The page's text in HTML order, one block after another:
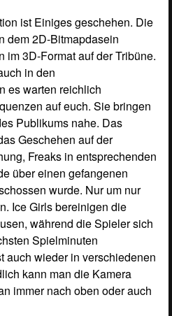
ist Einiges geschehen. Die
dem 2D-Bitmapdasein
im 3D-Format auf der Tribüne.
in den
es warten reichlich
auf euch. Sie bringen
Publikums nahe. Das
Geschehen auf der
Freaks in entsprechenden
über einen gefangenen
wurde. Nur um nur
Ice Girls bereinigen die
während die Spieler sich
Spielminuten
auch wieder in verschiedenen
kann man die Kamera
immer nach oben oder auch